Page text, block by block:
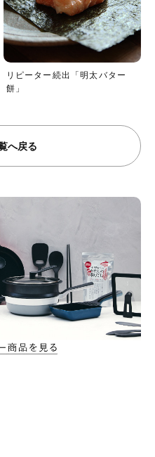
リピーター続出「明太バター
餅」
へ戻る